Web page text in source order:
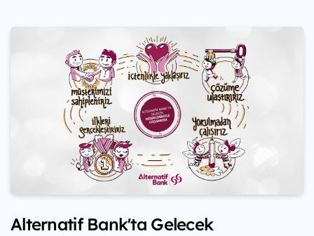
Alternatif Bank'ta Gelecek